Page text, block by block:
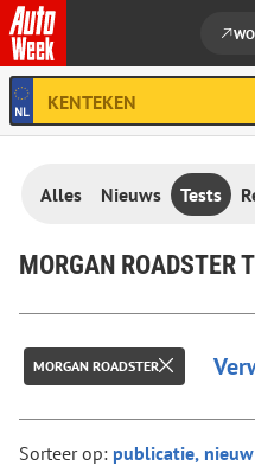
Ga naar de inhoud
Alles Nieuws Tests
MORGAN ROADSTER
MORGAN ROADSTER
Sorteer op: